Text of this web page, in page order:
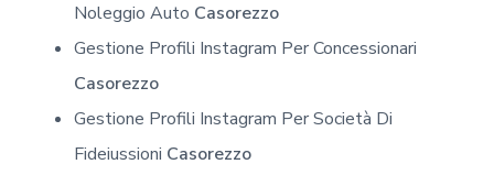
Noleggio Auto Casorezzo
Gestione Profili Instagram Per Concessionari
Casorezzo
Gestione Profili Instagram Per Società Di
Fideiussioni Casorezzo